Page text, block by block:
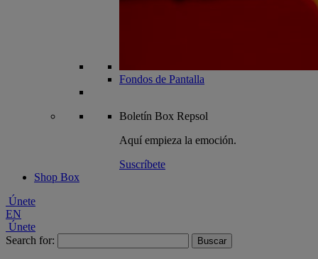
Fondos de Pantalla
Boletín Box Repsol
Aquí empieza la emoción.
Suscríbete
Shop Box
Únete
EN
Únete
Search for: